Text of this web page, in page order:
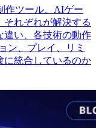
作ツール、AIゲー
それぞれが解決する
違い、各技術の動作
ン、プレイ、リミ
に統合しているのか